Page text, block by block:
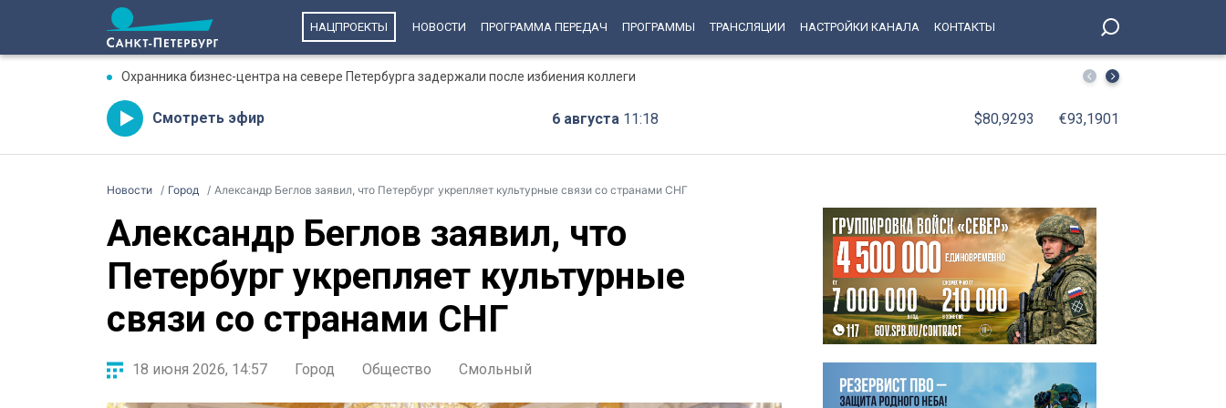
НАЦПРОЕКТЫ НОВОСТИ ПРОГРАММА ПЕРЕДАЧ ПРОГРАММЫ ТРАНСЛЯЦИИ НАСТРОЙКИ КАНАЛА КОНТАКТЫ
Охранника бизнес-центра на севере Петербурга задержали после избиения коллеги Жара и отмена лекарств едва не привели к ампутации
Смотреть эфир 6 августа 11:18 $80,9293 €93,1901
Новости Город Александр Беглов заявил, что Петербург укрепляет культурные связи со странами СНГ
Александр Беглов заявил, что
Петербург укрепляет культурные
связи со странами СНГ
18 июня 2026, 14:57 Город Общество Смольный